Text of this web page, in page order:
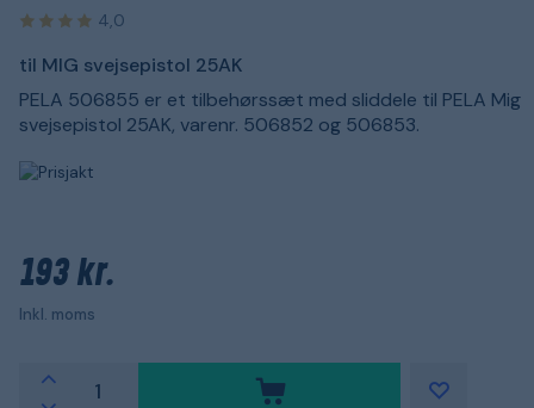
4,0
til MIG svejsepistol 25AK
PELA 506855 er et tilbehørssæt med sliddele til PELA Mig
svejsepistol 25AK, varenr. 506852 og 506853.
193 kr.
Inkl. moms